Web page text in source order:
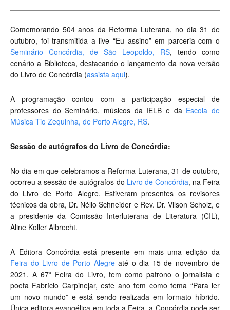
Comemorando 504 anos da Reforma Luterana, no dia 31 de
outubro, foi transmitida a live “Eu assino” em parceria com o
Seminário Concórdia, de São Leopoldo, RS, tendo como
cenário a Biblioteca, destacando o lançamento da nova versão
do Livro de Concórdia (assista aqui).
A programação contou com a participação especial de
professores do Seminário, músicos da IELB e da Escola de
Música Tio Zequinha, de Porto Alegre, RS.
Sessão de autógrafos do Livro de Concórdia:
No dia em que celebramos a Reforma Luterana, 31 de outubro,
ocorreu a sessão de autógrafos do Livro de Concórdia, na Feira
do Livro de Porto Alegre. Estiveram presentes os revisores
técnicos da obra, Dr. Nélio Schneider e Rev. Dr. Vilson Scholz, e
a presidente da Comissão Interluterana de Literatura (CIL),
Aline Koller Albrecht.
A Editora Concórdia está presente em mais uma edição da
Feira do Livro de Porto Alegreaté o dia 15 de novembro de
2021. A 67ª Feira do Livro, tem como patrono o jornalista e
poeta Fabrício Carpinejar, este ano tem como tema “Para ler
um novo mundo” e está sendo realizada em formato híbrido.